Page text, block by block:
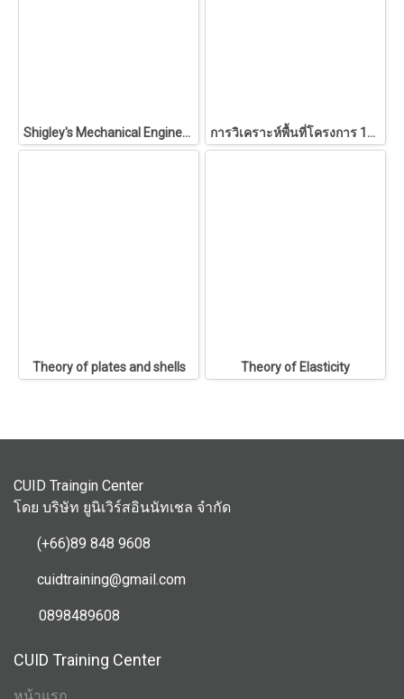
Shigley's Mechanical Engineering Design การวิเคราะห์พื้นที่โครงการ 146
Theory of plates and shells Theory of Elasticity
CUID Traingin Center
โดย บริษัท ยูนิเวิร์สอินนัทเชล จำกัด
(+66)89 848 9608
cuidtraining@gmail.com
0898489608
CUID Training Center